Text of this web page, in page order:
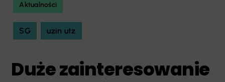
Aktualności
SG uzin utz
Duże zainteresowanie